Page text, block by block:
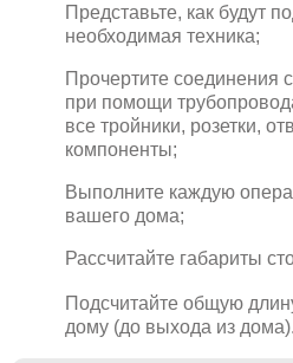
Представьте, как будут
необходимая техника;
Прочертите соединения
при помощи
все тройники, розетки,
компоненты;
Выполните каждую
вашего дома;
Рассчитайте габариты
Подсчитайте общую
дому (до выхода из дома).